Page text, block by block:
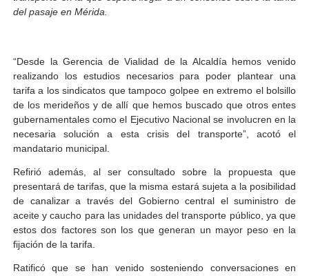
El Lactario del Iahula celebra la Semana Mundial de la
Iniciación al yoga reúne a diversos clubes deportivos
Mincomunas impulsa el autogobierno en Mérida con
Expertos inspeccionan espacios del OAN para la
del pasaje en Mérida.
“Desde la Gerencia de Vialidad de la Alcaldía hemos venido
realizando los estudios necesarios para poder plantear una
tarifa a los sindicatos que tampoco golpee en extremo el bolsillo
de los merideños y de allí que hemos buscado que otros entes
gubernamentales como el Ejecutivo Nacional se involucren en la
necesaria solución a esta crisis del transporte”, acotó el
mandatario municipal.
Refirió además, al ser consultado sobre la propuesta que
presentará de tarifas, que la misma estará sujeta a la posibilidad
de canalizar a través del Gobierno central el suministro de
aceite y caucho para las unidades del transporte público, ya que
estos dos factores son los que generan un mayor peso en la
fijación de la tarifa.
Ratificó que se han venido sosteniendo conversaciones en